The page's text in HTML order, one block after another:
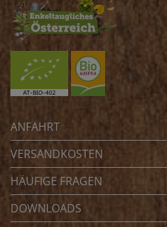
ANFAHRT
VERSANDKOSTEN
HÄUFIGE FRAGEN
DOWNLOADS